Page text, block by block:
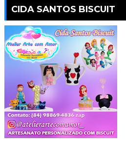
CIDA SANTOS BISCUIT